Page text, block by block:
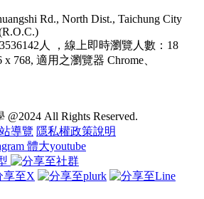
Rd., North Dist., Taichung City
人 ，線上即時瀏覽人數：18
768, 適用之瀏覽器 Chrome、
All Rights Reserved.
導覽 隱私權政策說明
體大youtube